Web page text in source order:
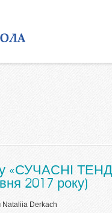
«СУЧАСНІ
2017 року)
Nataliia Derkach